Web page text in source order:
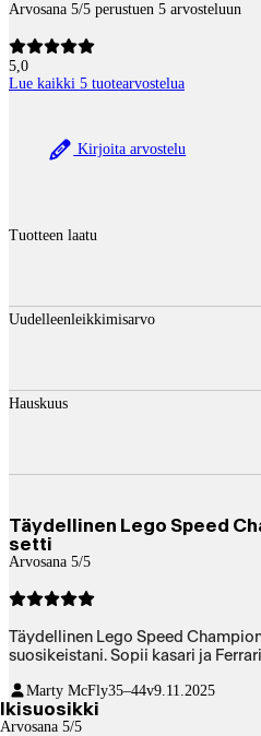
Arvosana 5/5 perustuen 5 arvosteluun
5,0
Lue kaikki 5 tuotearvostelua
Kirjoita arvostelu
Tuotteen laatu
Uudelleenleikkimisarvo
Hauskuus
Täydellinen Lego Speed
setti
Arvosana 5/5
Täydellinen Lego Speed
suosikeistani. Sopii kasari ja
Marty McFly35–44v9.11.2025
Ikisuosikki
Arvosana 5/5